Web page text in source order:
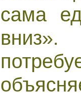
сама